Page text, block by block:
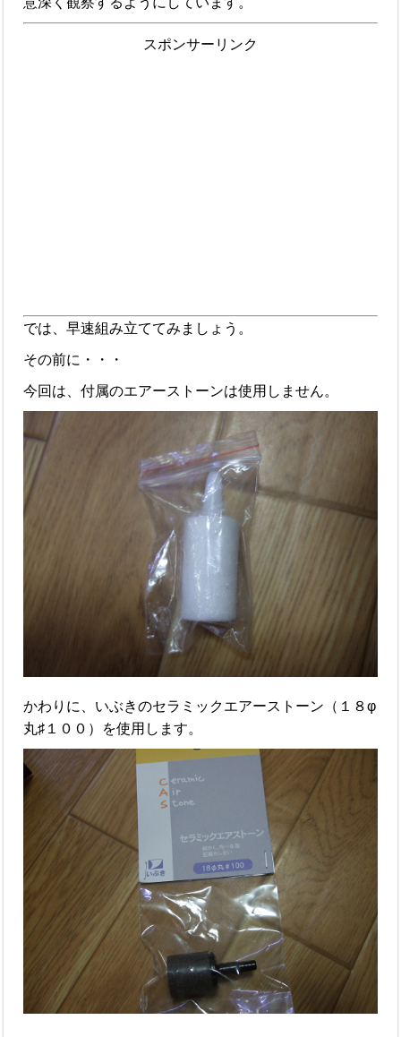
スポンサーリンク
では、早速組み立ててみましょう。
その前に・・・
今回は、付属のエアーストーンは使用しません。
かわりに、いぶきのセラミックエアーストーン（１８φ
丸♯１００）を使用します。